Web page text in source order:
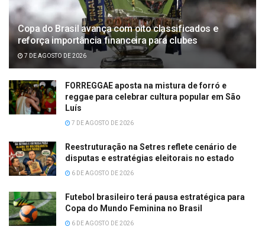
Copa do Brasil avança com oito classificados e
reforça importância financeira para clubes
7 DE AGOSTO DE 2026
FORREGGAE aposta na mistura de forró e
reggae para celebrar cultura popular em São
Luís
7 DE AGOSTO DE 2026
Reestruturação na Setres reflete cenário de
disputas e estratégias eleitorais no estado
6 DE AGOSTO DE 2026
Futebol brasileiro terá pausa estratégica para
Copa do Mundo Feminina no Brasil
6 DE AGOSTO DE 2026